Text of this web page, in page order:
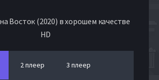
Восток (2020) в хорошем качестве
HD
2 плеер 3 плеер